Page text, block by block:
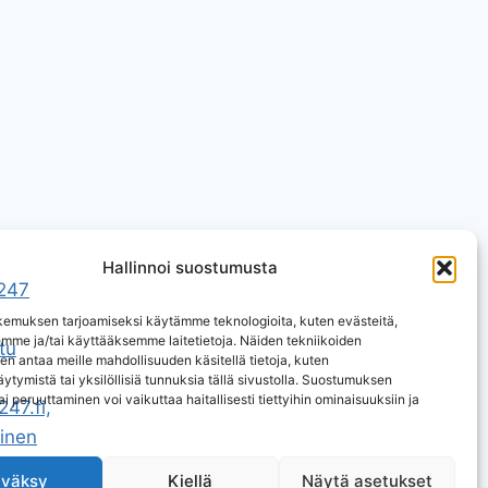
Hallinnoi suostumusta
tarjoamiseksi käytämme teknologioita, kuten evästeitä,
ja/tai käyttääksemme laitetietoja. Näiden tekniikoiden
antaa meille mahdollisuuden käsitellä tietoja, kuten
tai yksilöllisiä tunnuksia tällä sivustolla. Suostumuksen
peruuttaminen voi vaikuttaa haitallisesti tiettyihin ominaisuuksiin ja
Kiellä Näytä asetukset